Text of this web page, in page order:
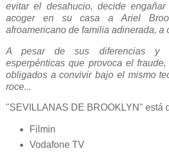
evitar el desahucio, decide
acoger en su casa a Ariel
afroamericano de familia adinerada, a
A pesar de sus diferencias y
esperpénticas que provoca el
obligados a convivir bajo el mismo
roce...
"SEVILLANAS DE BROOKLYN" está
Filmin
Vodafone TV